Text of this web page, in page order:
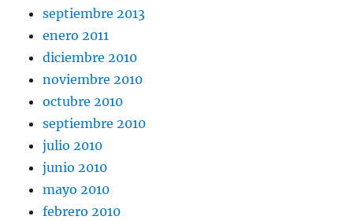
septiembre 2013
enero 2011
diciembre 2010
noviembre 2010
octubre 2010
septiembre 2010
julio 2010
junio 2010
mayo 2010
febrero 2010